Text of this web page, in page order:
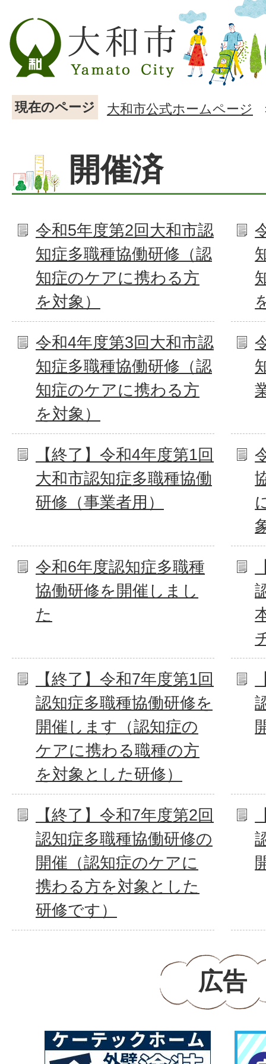
現在のページ 大和市公式ホームページ
開催済
令和5年度第2回大和市認
知症多職種協働研修（認
知症のケアに携わる方
を対象）
令和4年度第3回大和市認
知症多職種協働研修（認
知症のケアに携わる方
を対象）
【終了】令和4年度第1回
大和市認知症多職種協働
研修（事業者用）
令和6年度認知症多職種
協働研修を開催しまし
た
【終了】令和7年度第1回
認知症多職種協働研修を
開催します（認知症の
ケアに携わる職種の方
を対象とした研修）
【終了】令和7年度第2回
認知症多職種協働研修の
開催（認知症のケアに
携わる方を対象とした
研修です）
広告